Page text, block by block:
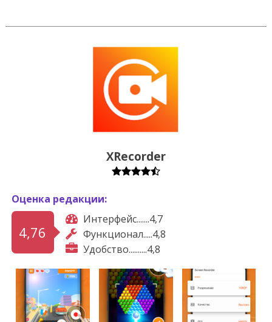
XRecorder
Оценка редакции:
4,76
Интерфейс.......4,7
Функционал.....4,8
Удобство..........4,8